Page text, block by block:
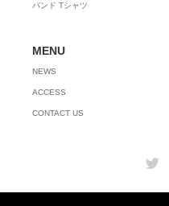
バンド Tシャツ
MENU
NEWS
ACCESS
CONTACT US